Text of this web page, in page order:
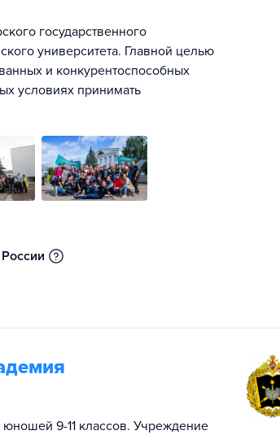
государственного
университета. Главной целью
и конкурентоспособных
условиях принимать
9-11 классов. Учреждение